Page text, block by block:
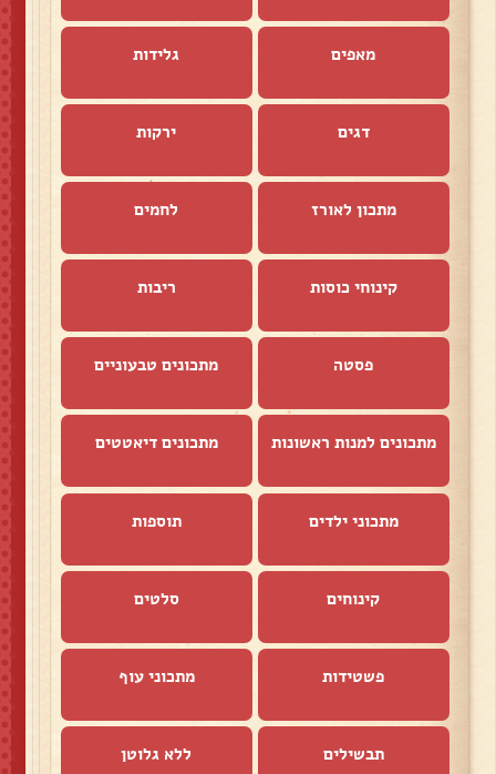
מאפים גלידות
דגים ירקות
מתכון לאורז לחמים
קינוחי כוסות ריבות
פסטה מתכונים טבעוניים
מתכונים למנות ראשונות מתכונים דיאטטים
מתכוני ילדים תוספות
קינוחים סלטים
פשטידות מתכוני עוף
תבשילים ללא גלוטן